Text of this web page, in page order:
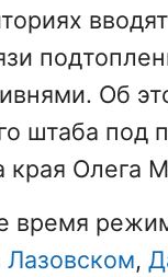
Об
штаба под
края Олега
время
Лазовском,